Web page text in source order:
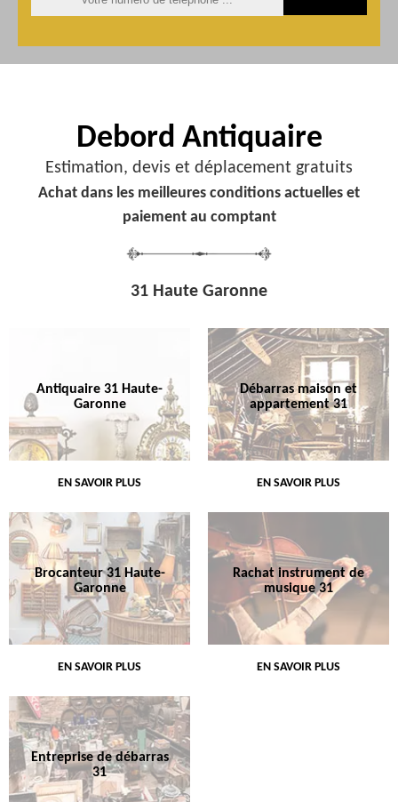
Debord Antiquaire
Estimation, devis et déplacement gratuits
Achat dans les meilleures conditions actuelles et
paiement au comptant
31 Haute Garonne
Antiquaire 31 Haute-
Garonne
EN SAVOIR PLUS
Débarras maison et
appartement 31
EN SAVOIR PLUS
Brocanteur 31 Haute-
Garonne
EN SAVOIR PLUS
Rachat instrument de
musique 31
EN SAVOIR PLUS
Entreprise de débarras
31